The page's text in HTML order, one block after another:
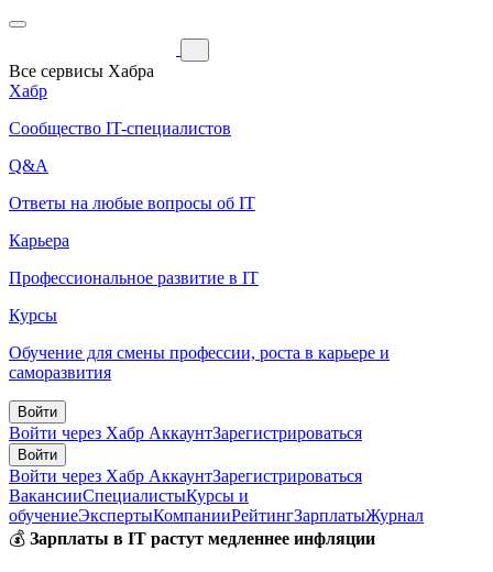
Все сервисы Хабра
Хабр
Сообщество IT-специалистов
Q&A
Ответы на любые вопросы об IT
Карьера
Профессиональное развитие в IT
Курсы
Обучение для смены профессии, роста в карьере и
саморазвития
Войти
Войти через Хабр АккаунтЗарегистрироваться
Войти
Войти через Хабр АккаунтЗарегистрироваться
ВакансииСпециалистыКурсы и
обучениеЭкспертыКомпанииРейтингЗарплатыЖурнал
💰 Зарплаты в IT растут медленнее инфляции